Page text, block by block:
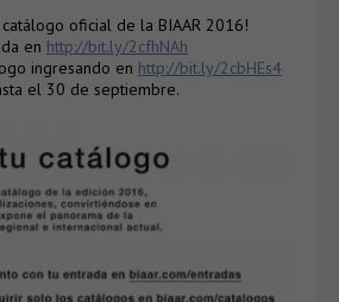
oficial de la BIAAR 2016!
en http://bit.ly/2cfhNAh
ingresando en http://bit.ly/2cbHEs4
el 30 de septiembre.